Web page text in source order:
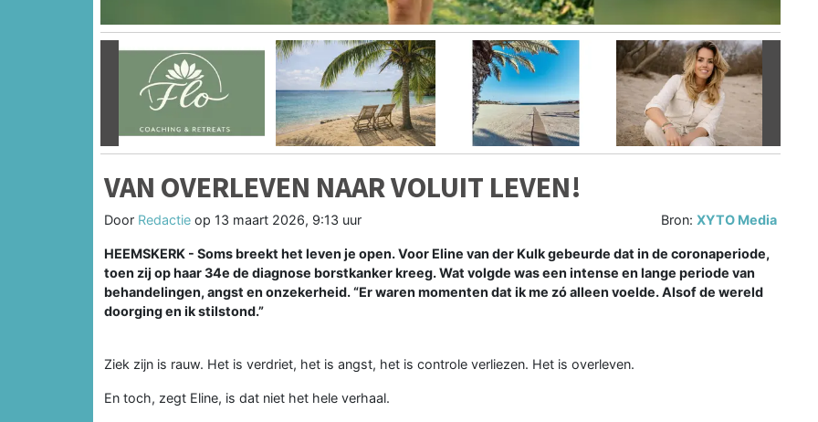
VAN OVERLEVEN NAAR VOLUIT LEVEN!
Door Redactie op 13 maart 2026, 9:13 uur Bron:XYTO Media
HEEMSKERK - Soms breekt het leven je open. Voor Eline van der Kulk gebeurde dat in de coronaperiode,
toen zij op haar 34e de diagnose borstkanker kreeg. Wat volgde was een intense en lange periode van
behandelingen, angst en onzekerheid. “Er waren momenten dat ik me zó alleen voelde. Alsof de wereld
doorging en ik stilstond.”
Ziek zijn is rauw. Het is verdriet, het is angst, het is controle verliezen. Het is overleven.
En toch, zegt Eline, is dat niet het hele verhaal.